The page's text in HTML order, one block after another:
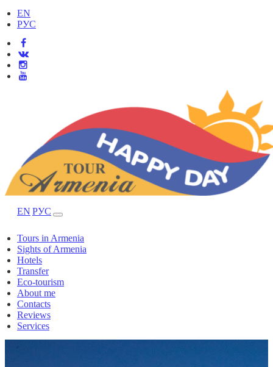
EN
РУС
EN РУС
Tours in Armenia
Sights of Armenia
Hotels
Transfer
Eco-tourism
About me
Contacts
Reviews
Services